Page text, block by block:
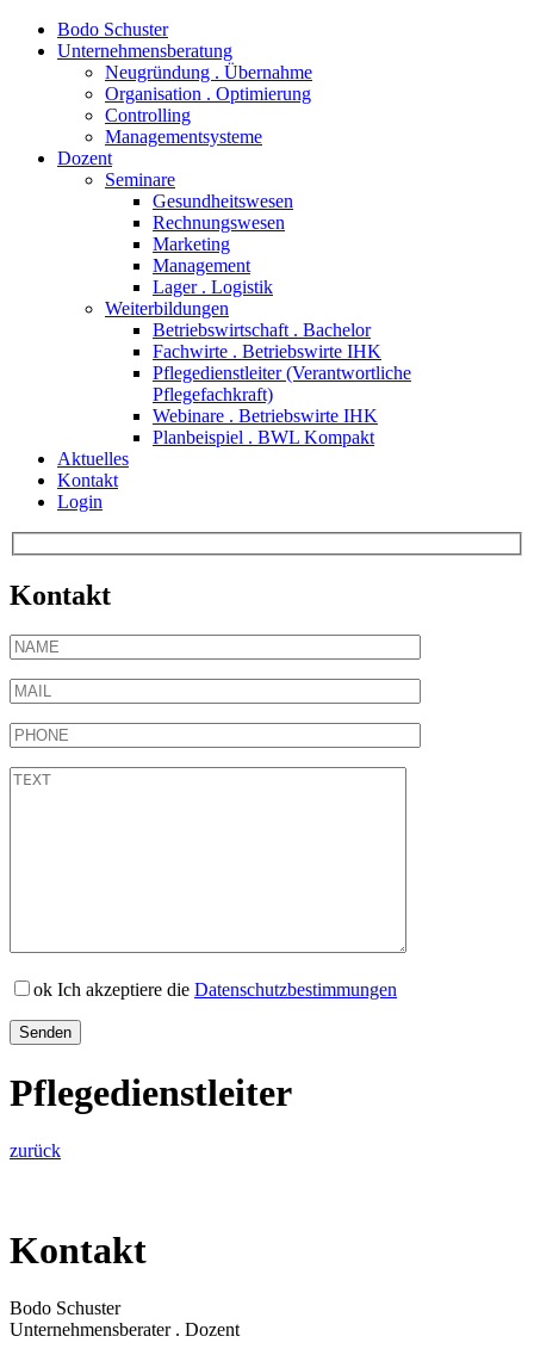
Bodo Schuster
Unternehmensberatung
Neugründung . Übernahme
Organisation . Optimierung
Controlling
Managementsysteme
Dozent
Seminare
Gesundheitswesen
Rechnungswesen
Marketing
Management
Lager . Logistik
Weiterbildungen
Betriebswirtschaft . Bachelor
Fachwirte . Betriebswirte IHK
Pflegedienstleiter (Verantwortliche
Pflegefachkraft)
Webinare . Betriebswirte IHK
Planbeispiel . BWL Kompakt
Aktuelles
Kontakt
Login
Kontakt
ok Ich akzeptiere die Datenschutzbestimmungen
Pflegedienstleiter
zurück
Kontakt
Bodo Schuster
Unternehmensberater . Dozent